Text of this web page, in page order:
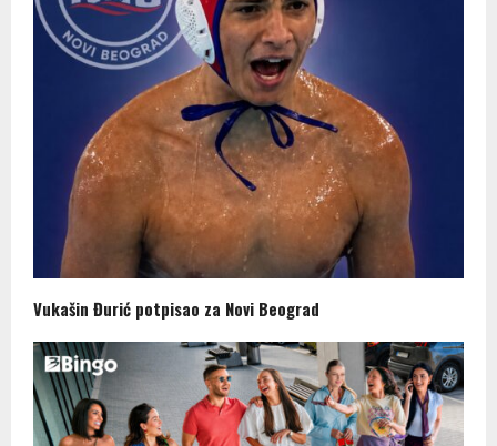
Vukašin Đurić potpisao za Novi Beograd